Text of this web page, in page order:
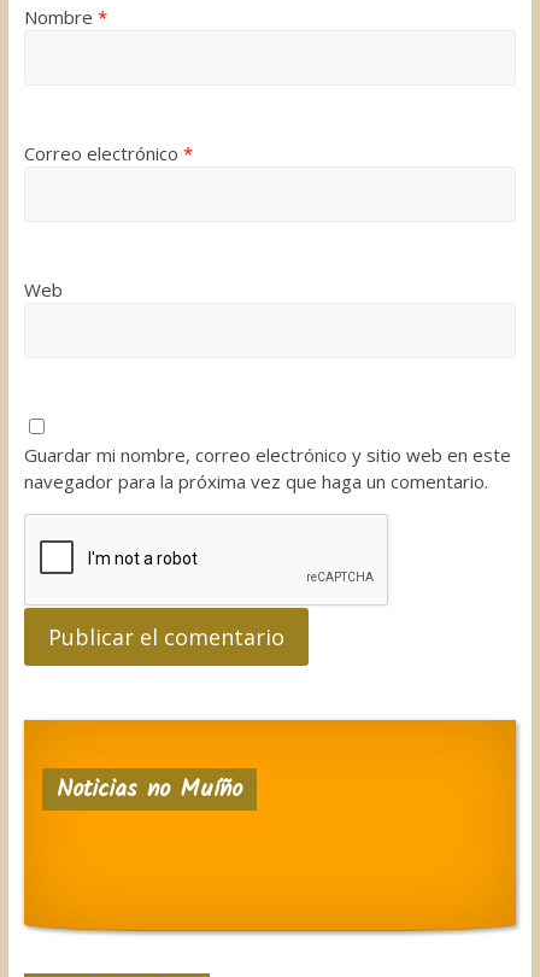
Nombre *
Correo electrónico *
Web
Guardar mi nombre, correo electrónico y sitio web en este
navegador para la próxima vez que haga un comentario.
Noticias no Muíño